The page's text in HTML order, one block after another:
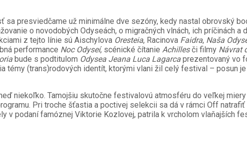
presviedčame už minimálne dve sezóny, kedy nastal obrovský
o novodobých Odyseách, o migračných vlnách, ich príčinách
z tejto línie sú Aischylova Oresteia, Racinova Faidra, Naša
performance Noc Odyseí, scénické čítanie Achillesči filmy Návrat
bude s podtitulom Odysea Jeana Luca Lagarca prezentovaný vo
témy (trans)rodových identít, ktorými vlani žil celý festival – posun
niekoľko. Tamojšiu skutočne festivalovú atmosféru do veľkej
Pri troche šťastia a poctivej selekcii sa dá v rámci Off
v podaní famóznej Viktorie Kozlovej, patrila k vrcholom vlaňajších